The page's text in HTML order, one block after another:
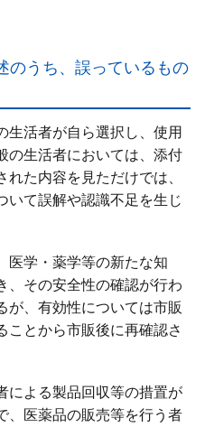
スクは相対的に低いと考
ても、その使用に保健衛
のうち、誤っているもの
生活者が自ら選択し、使用
の生活者においては、添付
た内容を見ただけでは、
いて誤解や認識不足を生じ
医学・薬学等の新たな知
、その安全性の確認が行わ
が、有効性については市販
ことから市販後に再確認さ
による製品回収等の措置が
、医薬品の販売等を行う者